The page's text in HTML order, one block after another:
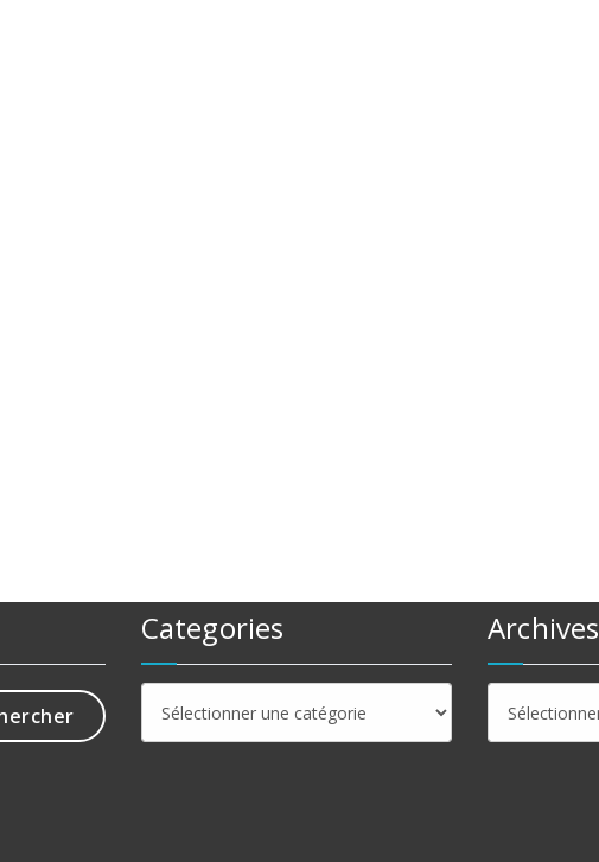
Categories
Categories
Archives
Archives